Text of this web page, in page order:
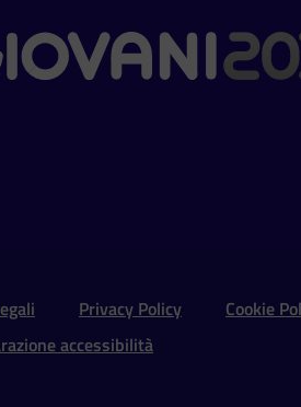
Link Utili
Privacy Policy Cookie
accessibilità